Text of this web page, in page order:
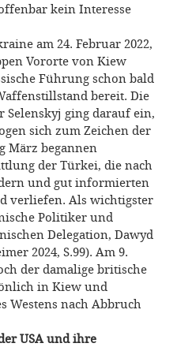
kein Interesse
am 24. Februar 2022,
Vororte von Kiew
Führung schon bald
bereit. Die
ging darauf ein,
sich zum Zeichen der
März begannen
der Türkei, die nach
und gut informierten
verliefen. Als wichtigster
Politiker und
Delegation, Dawyd
2024, S.99). Am 9.
der damalige britische
in Kiew und
Westens nach Abbruch
USA und ihre